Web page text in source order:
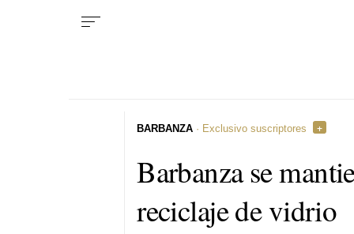
Barbanza se
reciclaje de vidrio
BARBANZA · Exclusivo suscriptores